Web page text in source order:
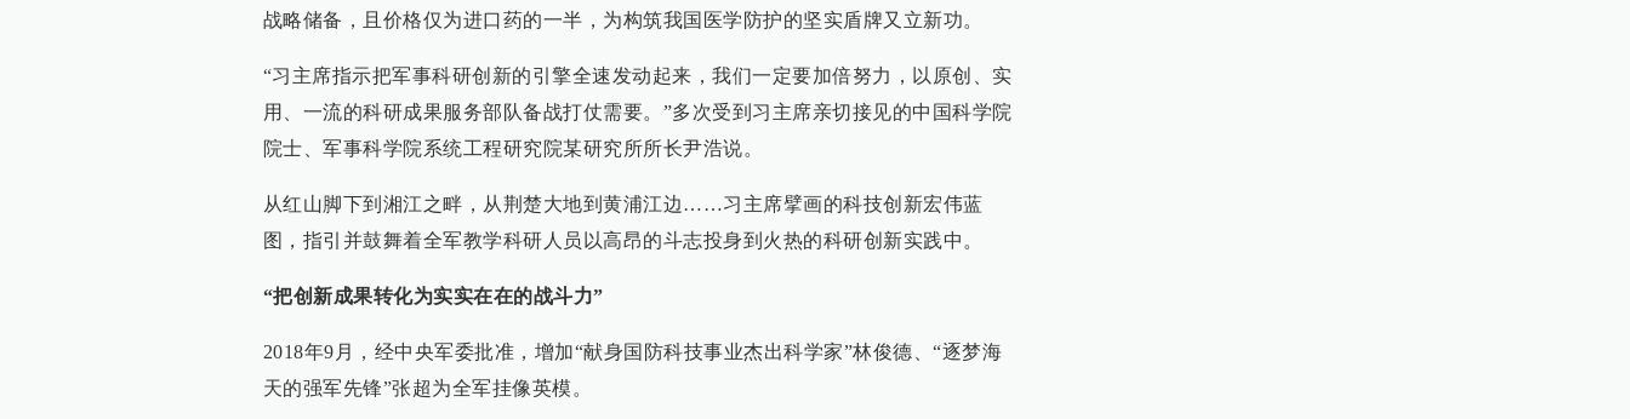
战略储备，且价格仅为进口药的一半，为构筑我国医学防护的坚实盾牌又立新功。
“习主席指示把军事科研创新的引擎全速发动起来，我们一定要加倍努力，以原创、实
用、一流的科研成果服务部队备战打仗需要。”多次受到习主席亲切接见的中国科学院
院士、军事科学院系统工程研究院某研究所所长尹浩说。
从红山脚下到湘江之畔，从荆楚大地到黄浦江边……习主席擘画的科技创新宏伟蓝
图，指引并鼓舞着全军教学科研人员以高昂的斗志投身到火热的科研创新实践中。
“把创新成果转化为实实在在的战斗力”
2018年9月，经中央军委批准，增加“献身国防科技事业杰出科学家”林俊德、“逐梦海
天的强军先锋”张超为全军挂像英模。